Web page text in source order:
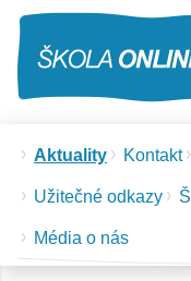
Aktuality Kontakt
Užitečné odkazy
Média o nás